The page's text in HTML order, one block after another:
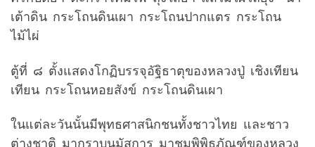
เต้าดิน กระโถนดินเผา กระโถนปากแตร กระโถน
ไม้ไผ่
ตู้ที่ ๘ ตั้งแสดงโกฏิบรรจุอัฐิธาตุของหลวงปู่ เชิงเทียน
เทียน กระโถนหอยสังข์ กระโถนดินเผา
ในแต่ละวันนั้นมีพุทธศาสนิกชนทั้งชาวไทย และชาว
ต่างชาติ มากราบนมัสการ มาชมพิพิธภัณฑ์ของหลวง